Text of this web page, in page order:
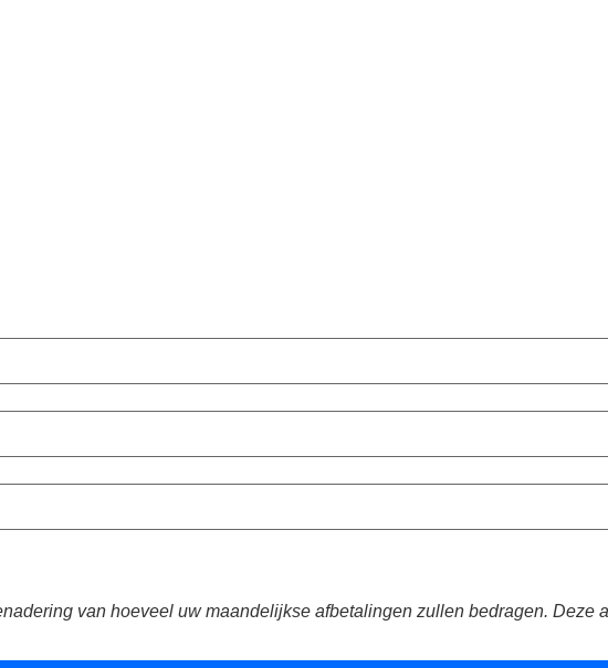
van hoeveel uw maandelijkse afbetalingen zullen bedragen. Deze